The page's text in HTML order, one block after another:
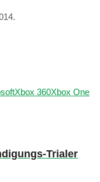
Xbox 360Xbox One
Trialer